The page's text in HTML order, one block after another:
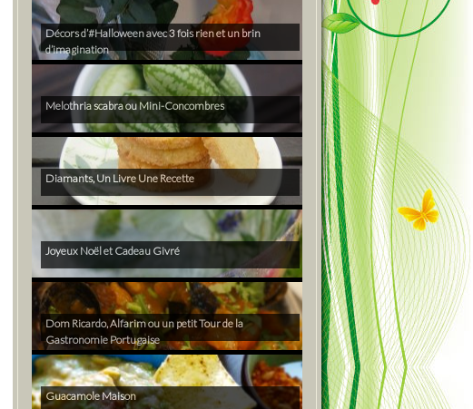
Décors d’#Halloween avec 3 fois rien et un brin
d’imagination
Melothria scabra ou Mini-Concombres
Diamants, Un Livre Une Recette
Joyeux Noël et Cadeau Givré
Dom Ricardo, Alfarim ou un petit Tour de la
Gastronomie Portugaise
Guacamole Maison